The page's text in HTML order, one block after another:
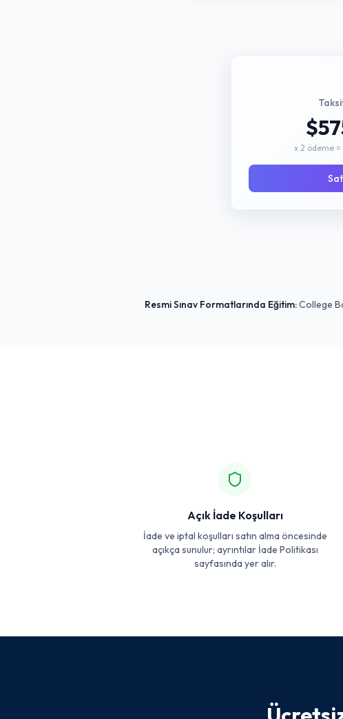
x 2 ödeme =
Resmi Sınav Formatlarında Eğitim:College
Açık İade Koşulları
İade ve iptal koşulları satın alma öncesinde
açıkça sunulur; ayrıntılar İade Politikası
sayfasında yer alır.